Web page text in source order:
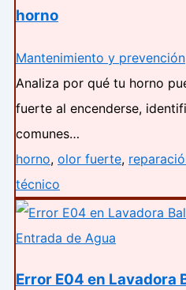
horno
Mantenimiento y prevención
Analiza por qué tu horno
fuerte al encenderse,
comunes…
horno, olor fuerte,
técnico
Error E04 en Lavadora